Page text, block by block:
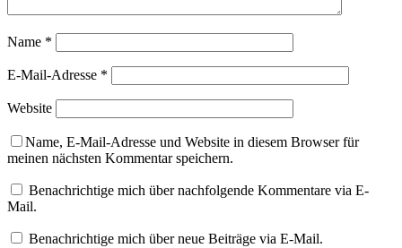
Name *
E-Mail-Adresse *
Website
Name, E-Mail-Adresse und Website in diesem Browser für
meinen nächsten Kommentar speichern.
Benachrichtige mich über nachfolgende Kommentare via E-
Mail.
Benachrichtige mich über neue Beiträge via E-Mail.